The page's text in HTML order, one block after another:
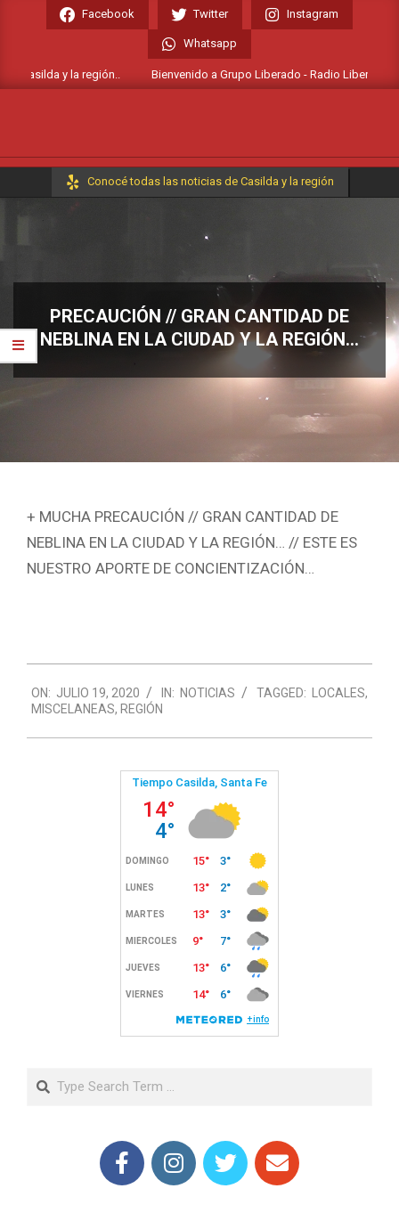
Facebook Twitter Instagram
Whatsapp
Casilda y la región.. Bienvenido a Grupo Liberado - Radio Liberada
Primary
Conocé todas las noticias de Casilda y la región
PRECAUCIÓN // GRAN CANTIDAD DE
NEBLINA EN LA CIUDAD Y LA REGIÓN…
+ MUCHA PRECAUCIÓN // GRAN CANTIDAD DE
NEBLINA EN LA CIUDAD Y LA REGIÓN… // ESTE ES
NUESTRO APORTE DE CONCIENTIZACIÓN…
07-
19
ON: JULIO 19, 2020 IN: NOTICIAS TAGGED: LOCALES,
MISCELANEAS, REGIÓN
Search